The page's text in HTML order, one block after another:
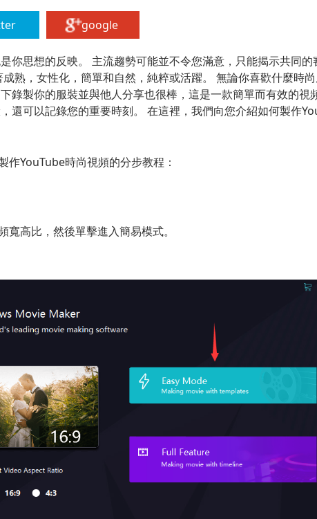
google
你思想的反映。 主流趨勢可能並不令您滿意，只能揭示共同的
熟，女性化，簡單和自然，純粹或活躍。 無論你喜歡什麼時
錄製你的服裝並與他人分享也很棒，這是一款簡單而有效的視
還可以記錄您的重要時刻。 在這裡，我們向您介紹如何製作
YouTube時尚視頻的分步教程：
高比，然後單擊進入簡易模式。